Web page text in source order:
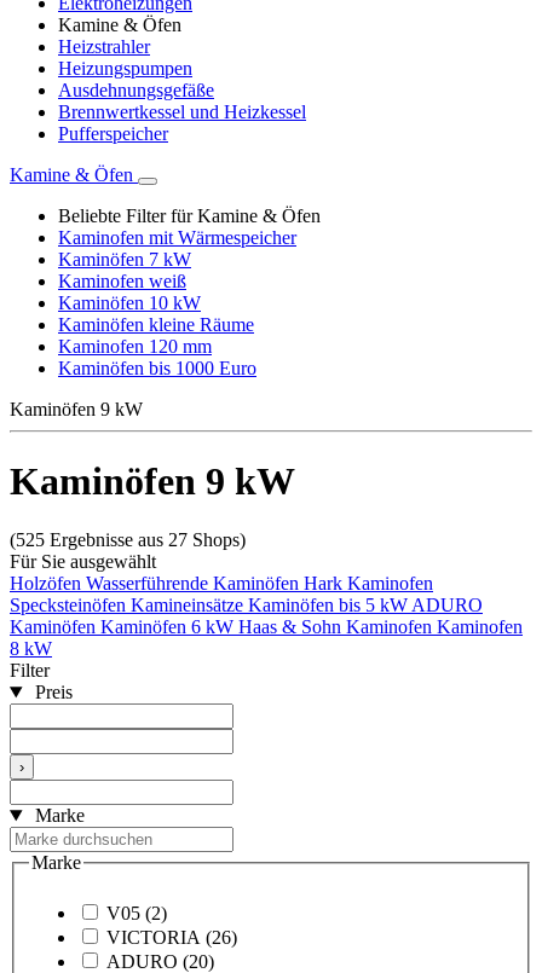
Kamine & Öfen
Heizstrahler
Heizungspumpen
Ausdehnungsgefäße
Brennwertkessel und Heizkessel
Pufferspeicher
Kamine & Öfen
Beliebte Filter für Kamine & Öfen
Kaminofen mit Wärmespeicher
Kaminöfen 7 kW
Kaminofen weiß
Kaminöfen 10 kW
Kaminöfen kleine Räume
Kaminofen 120 mm
Kaminöfen bis 1000 Euro
Kaminöfen 9 kW
Kaminöfen 9 kW
(525 Ergebnisse aus 27 Shops)
Für Sie ausgewählt
Holzöfen Wasserführende Kaminöfen Hark Kaminofen
Specksteinöfen Kamineinsätze Kaminöfen bis 5 kW ADURO
Kaminöfen Kaminöfen 6 kW Haas & Sohn Kaminofen Kaminofen
8 kW
Filter
Preis
›
Marke
Marke
V05 (2)
VICTORIA (26)
ADURO (20)